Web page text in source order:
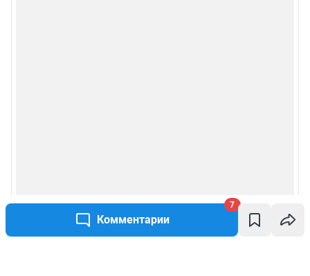
Комментарии
7